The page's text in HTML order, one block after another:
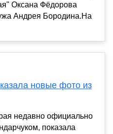
Оксана Фёдорова
Андрея Бородина.На
новые фото из
недавно официально
показала